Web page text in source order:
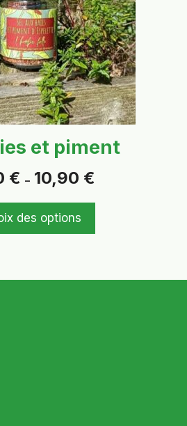
et piment
€ – 10,90 €
prix :
des options